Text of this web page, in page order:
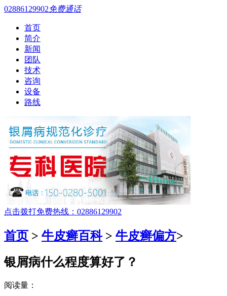
02886129902免费通话
首页
简介
新闻
团队
技术
咨询
设备
路线
点击拨打免费热线：02886129902
首页 > 牛皮癣百科> 牛皮癣偏方>
银屑病什么程度算好了？
阅读量：